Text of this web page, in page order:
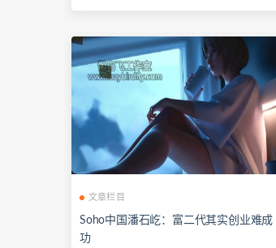
文章栏目
Soho中国潘石屹：富二代其实创业难成
功